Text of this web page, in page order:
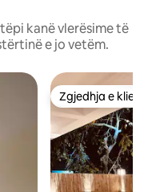
kanë vlerësime të
e jo vetëm.
Zgjedhja e
Zgjedhja e